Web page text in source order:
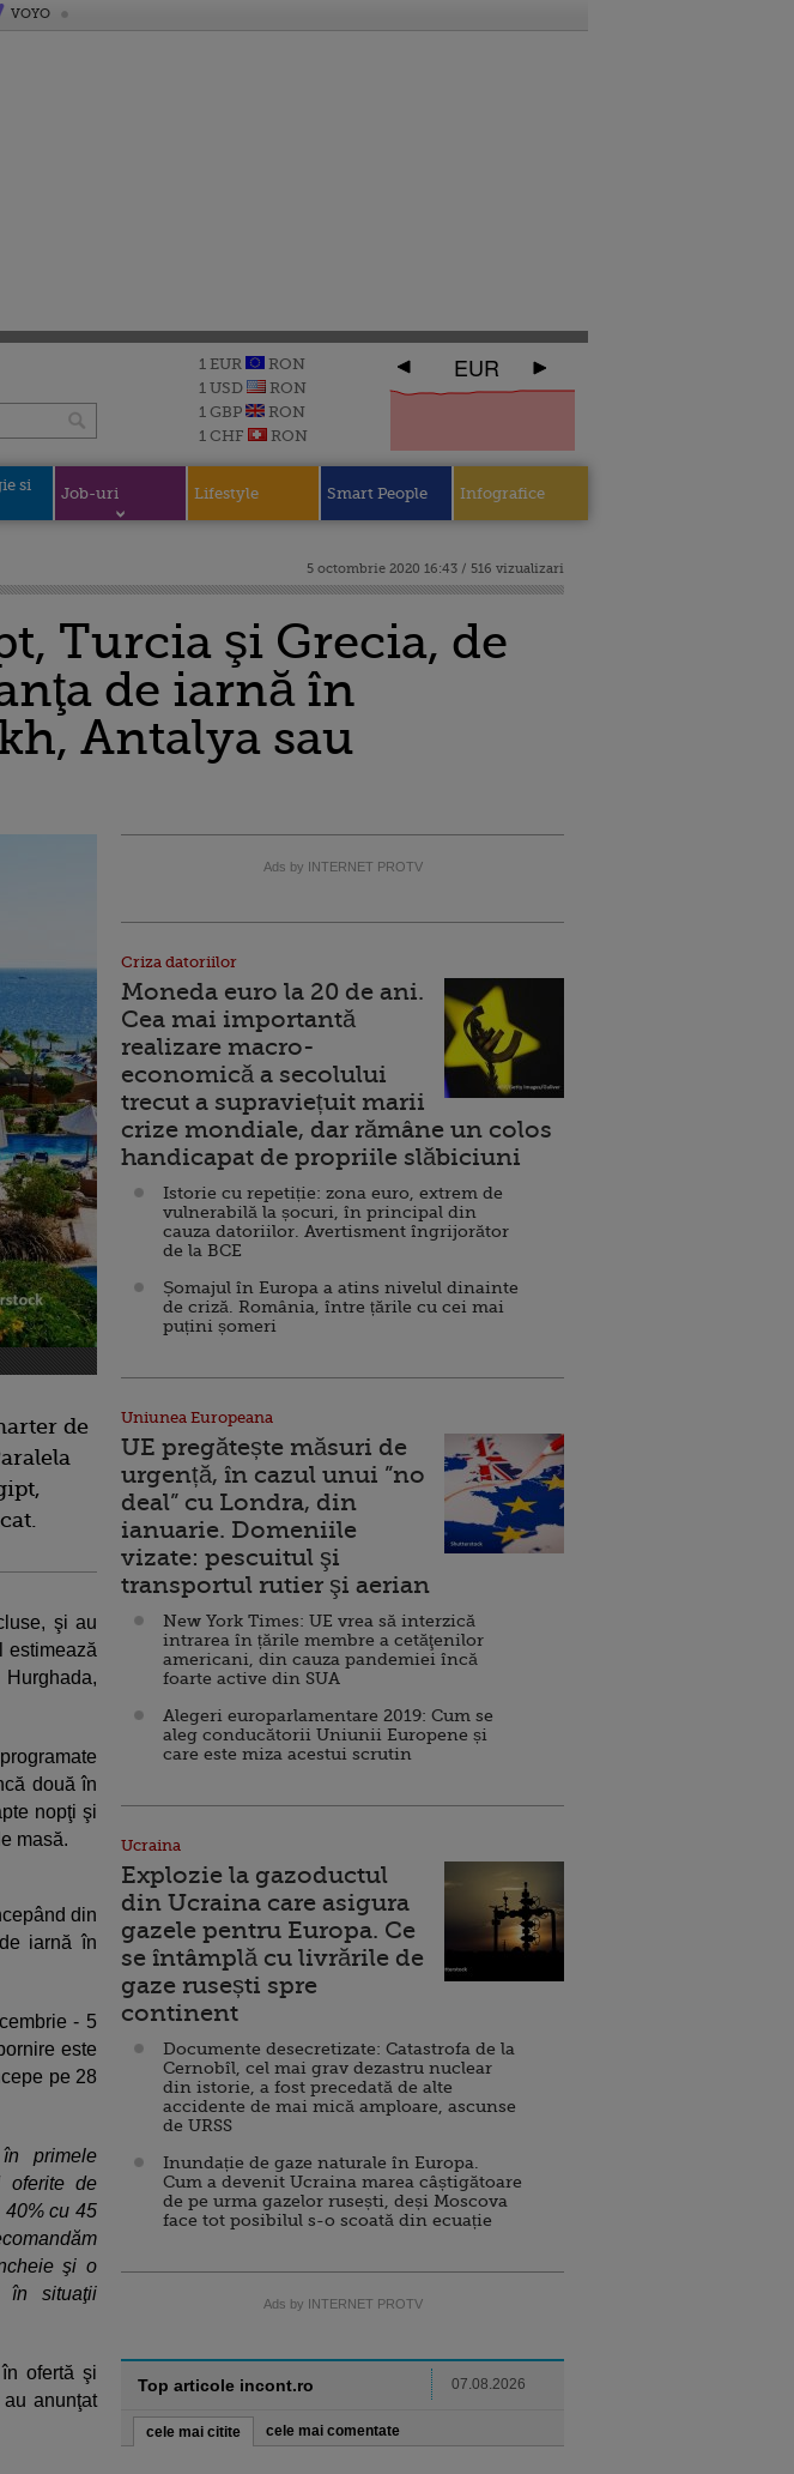
VOYO
1 EUR
RON
1 USD
RON
1 GBP
RON
1 CHF
RON
EUR
si
Job-uri Lifestyle Smart People Infografice
5 octombrie 2020 16:43 / 516 vizualizari
Turcia şi Grecia, de
de iarnă în
Antalya sau
de
şi au
estimează
două în
nopţi şi
masă.
din
iarnă în
- 5
este
pe 28
primele
oferite de
40% cu 45
şi o
în situaţii
ofertă şi
anunţat
Ads by INTERNET PROTV
Criza datoriilor
Moneda euro la 20 de ani.
Cea mai importantă
realizare macro-
economică a secolului
trecut a supraviețuit marii
crize mondiale, dar rămâne un colos
handicapat de propriile slăbiciuni
Istorie cu repetiție: zona euro, extrem de
vulnerabilă la șocuri, în principal din
cauza datoriilor. Avertisment îngrijorător
de la BCE
Șomajul în Europa a atins nivelul dinainte
de criză. România, între țările cu cei mai
puțini șomeri
Uniunea Europeana
UE pregătește măsuri de
urgență, în cazul unui ”no
deal” cu Londra, din
ianuarie. Domeniile
vizate: pescuitul şi
transportul rutier şi aerian
New York Times: UE vrea să interzică
intrarea în țările membre a cetăţenilor
americani, din cauza pandemiei încă
foarte active din SUA
Alegeri europarlamentare 2019: Cum se
aleg conducătorii Uniunii Europene și
care este miza acestui scrutin
Ucraina
Explozie la gazoductul
din Ucraina care asigura
gazele pentru Europa. Ce
se întâmplă cu livrările de
gaze rusești spre
continent
Documente desecretizate: Catastrofa de la
Cernobîl, cel mai grav dezastru nuclear
din istorie, a fost precedată de alte
accidente de mai mică amploare, ascunse
de URSS
Inundație de gaze naturale în Europa.
Cum a devenit Ucraina marea câștigătoare
de pe urma gazelor rusești, deși Moscova
face tot posibilul s-o scoată din ecuație
Ads by INTERNET PROTV
Top articole incont.ro 07.08.2026
cele mai citite cele mai comentate